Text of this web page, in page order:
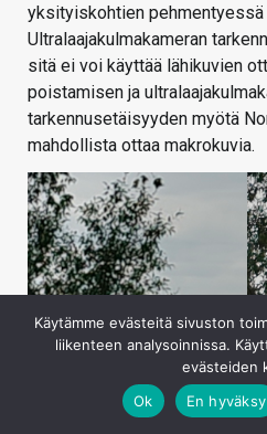
yksityiskohtien
Ultralaajakulmakameran
sitä ei voi käyttää lähikuvien
poistamisen ja
tarkennusetäisyyden myötä
mahdollista ottaa makrokuvia.
Käytämme evästeitä sivuston
liikenteen analysoinnissa.
evästeiden
Ok
En hyväksy